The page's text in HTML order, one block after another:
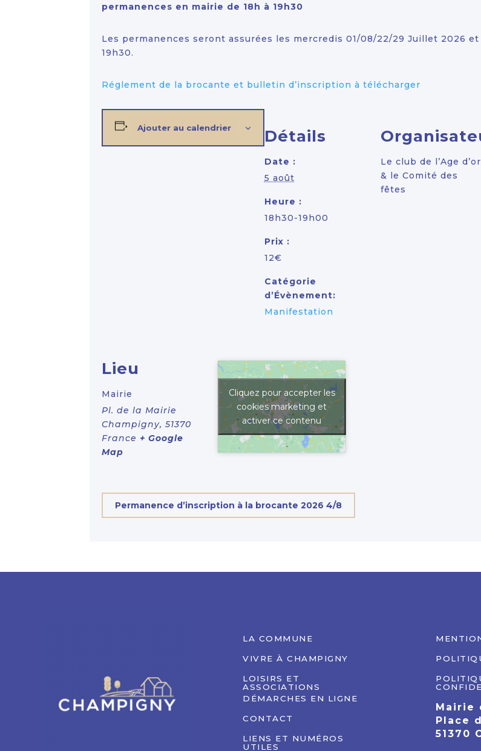
permanences en mairie de 18h à 19h30
Les permanences seront assurées les mercredis 01/08/22/29 Juillet 2026
19h30.
Réglement de la brocante et bulletin d’inscription à télécharger
Ajouter au calendrier Détails
Date :
5 août
Heure :
18h30-19h00
Prix :
12€
Catégorie
d’Évènement:
Manifestation
Le club de l’Age d’or
& le Comité des
fêtes
Lieu
Mairie
Pl. de la Mairie
Champigny, 51370
France + Google
Map
Cliquez pour accepter les
cookies marketing et
activer ce contenu
Permanence d’inscription à la brocante 2026 4/8
LA COMMUNE
VIVRE À CHAMPIGNY
LOISIRS ET
ASSOCIATIONS
DÉMARCHES EN LIGNE
CONTACT
LIENS ET NUMÉROS
UTILES
Mairie
Place
51370